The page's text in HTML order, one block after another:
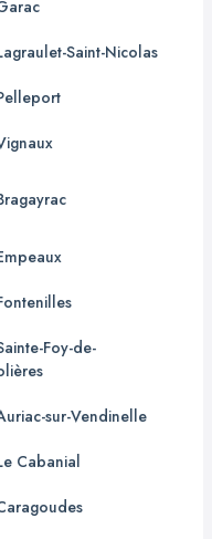
Saint-Nicolas
Foy-de-
sur-Vendinelle
Cabanial